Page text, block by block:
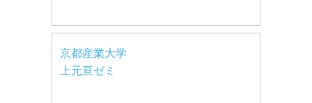
京都産業大学
上元亘ゼミ